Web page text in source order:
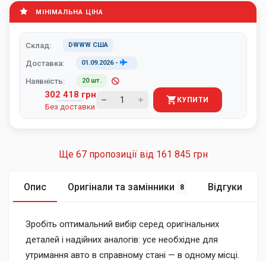
МІНІМАЛЬНА ЦІНА
Склад: DWWW США
Доставка: 01.09.2026-
Наявність: 20 шт.
302 418 грн
Без доставки
КУПИТИ
Ще 67 пропозиції від 161 845 грн
Опис Оригінали та замінники 8 Відгуки
Зробіть оптимальний вибір серед оригінальних
деталей і надійних аналогів: усе необхідне для
утримання авто в справному стані — в одному місці.